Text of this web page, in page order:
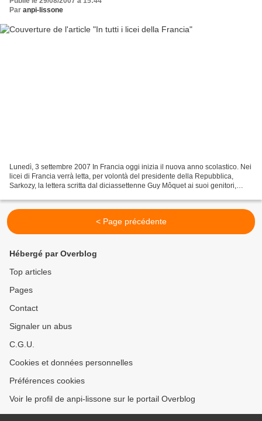
Par anpi-lissone
Lunedì, 3 settembre 2007 In Francia oggi inizia il nuova anno scolastico. Nei
licei di Francia verrà letta, per volontà del presidente della Repubblica,
Sarkozy, la lettera scritta dal diciassettenne Guy Môquet ai suoi genitori,
< Page précédente
Hébergé par Overblog
Top articles
Pages
Contact
Signaler un abus
C.G.U.
Cookies et données personnelles
Préférences cookies
Voir le profil de anpi-lissone sur le portail Overblog